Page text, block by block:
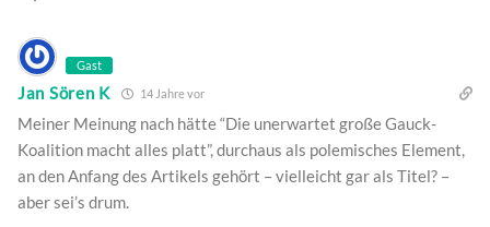
Gast
Jan Sören K 14 Jahre vor
Meiner Meinung nach hätte “Die unerwartet große Gauck-
Koalition macht alles platt”, durchaus als polemisches Element,
an den Anfang des Artikels gehört – vielleicht gar als Titel? –
aber sei’s drum.